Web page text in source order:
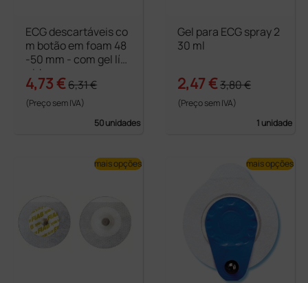
ECG descartáveis co
m botão em foam 48
-50 mm - com gel líq
uido
4,73 €6,31 €
(Preço sem IVA)
50 unidades
Gel para ECG spray 2
30 ml
2,47 €3,80 €
(Preço sem IVA)
1 unidade
mais opções mais opções